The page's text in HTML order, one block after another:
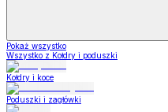
Pokaż wszystko
Wszystko z Kołdry i poduszki
Kołdry i koce
Poduszki i zagłówki